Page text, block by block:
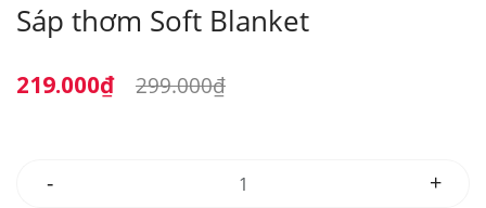
Sáp thơm Soft Blanket
219.000₫ 299.000₫
- +